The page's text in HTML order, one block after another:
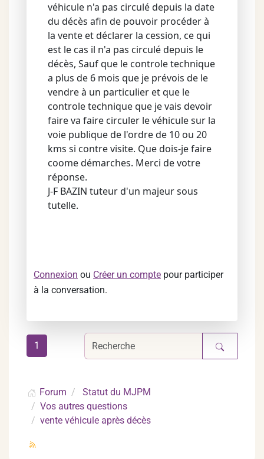
véhicule n'a pas circulé depuis la date
du décès afin de pouvoir procéder à
la vente et déclarer la cession, ce qui
est le cas il n'a pas circulé depuis le
décès, Sauf que le controle technique
a plus de 6 mois que je prévois de le
vendre à un particulier et que le
controle technique que je vais devoir
faire va faire circuler le véhicule sur la
voie publique de l'ordre de 10 ou 20
kms si contre visite. Que dois-je faire
coome démarches. Merci de votre
réponse.
J-F BAZIN tuteur d'un majeur sous
tutelle.
Connexion ou Créer un compte pour participer
à la conversation.
1
Forum
Statut du MJPM
Vos autres questions
vente véhicule après décès